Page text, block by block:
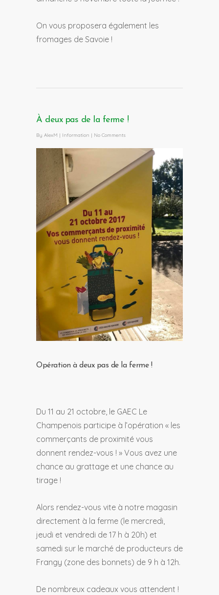
On vous proposera également les
fromages de Savoie !
À deux pas de la ferme !
By AlexM | Information | No Comments
Opération à deux pas de la ferme !
Du 11 au 21 octobre, le GAEC Le
Champenois participe à l’opération « les
commerçants de proximité vous
donnent rendez-vous ! » Vous avez une
chance au grattage et une chance au
tirage !
Alors rendez-vous vite à notre magasin
directement à la ferme (le mercredi,
jeudi et vendredi de 17 h à 20h) et
samedi sur le marché de producteurs de
Frangy (zone des bonnets) de 9 h à 12h.
De nombreux cadeaux vous attendent !